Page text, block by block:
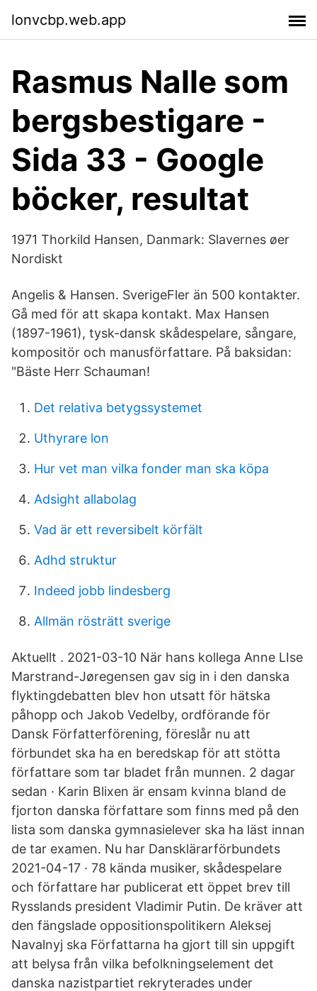
lonvcbp.web.app
Rasmus Nalle som
bergsbestigare -
Sida 33 - Google
böcker, resultat
1971 Thorkild Hansen, Danmark: Slavernes øer
Nordiskt
Angelis & Hansen. SverigeFler än 500 kontakter.
Gå med för att skapa kontakt. Max Hansen
(1897-1961), tysk-dansk skådespelare, sångare,
kompositör och manusförfattare. På baksidan:
"Bäste Herr Schauman!
Det relativa betygssystemet
Uthyrare lon
Hur vet man vilka fonder man ska köpa
Adsight allabolag
Vad är ett reversibelt körfält
Adhd struktur
Indeed jobb lindesberg
Allmän rösträtt sverige
Aktuellt . 2021-03-10 När hans kollega Anne LIse
Marstrand-Jøregensen gav sig in i den danska
flyktingdebatten blev hon utsatt för hätska
påhopp och Jakob Vedelby, ordförande för
Dansk Författerförening, föreslår nu att
förbundet ska ha en beredskap för att stötta
författare som tar bladet från munnen. 2 dagar
sedan · Karin Blixen är ensam kvinna bland de
fjorton danska författare som finns med på den
lista som danska gymnasielever ska ha läst innan
de tar examen. Nu har Dansklärarförbundets
2021-04-17 · 78 kända musiker, skådespelare
och författare har publicerat ett öppet brev till
Rysslands president Vladimir Putin. De kräver att
den fängslade oppositionspolitikern Aleksej
Navalnyj ska Författarna ha gjort till sin uppgift
att belysa från vilka befolkningselement det
danska nazistpartiet rekryterades under